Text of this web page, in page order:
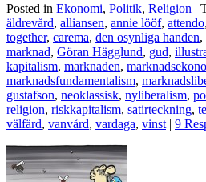
Posted in Ekonomi, Politik, Religion |
äldrevård, alliansen, annie lööf, attendo,
together, carema, den osynliga handen,
marknad, Göran Hägglund, gud,
kapitalism, marknaden,
marknadsfundamentalism,
gustafson, neoklassisk, nyliberalism,
religion, riskkapitalism, satirteckning,
välfärd, vanvård, vardaga, vinst | 9